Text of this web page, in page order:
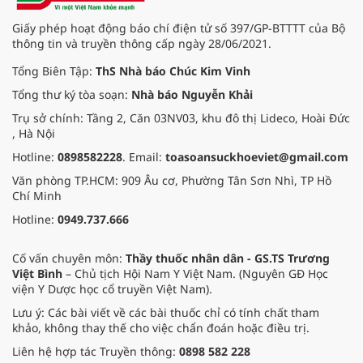
Giấy phép hoạt động báo chí điện tử số 397/GP-BTTTT của Bộ
thông tin và truyền thông cấp ngày 28/06/2021.
Tổng Biên Tập: ThS Nhà báo Chúc Kim Vinh
Tổng thư ký tòa soạn: Nhà báo Nguyễn Khải
Trụ sở chính: Tầng 2, Căn 03NV03, khu đô thị Lideco, Hoài Đức
, Hà Nội
Hotline: 0898582228. Email: toasoansuckhoeviet@gmail.com
Văn phòng TP.HCM: 909 Âu cơ, Phường Tân Sơn Nhì, TP Hồ
Chí Minh
Hotline: 0949.737.666
Cố vấn chuyên môn: Thầy thuốc nhân dân - GS.TS Trương
Việt Bình – Chủ tịch Hội Nam Y Việt Nam. (Nguyên GĐ Học
viện Y Dược học cổ truyền Việt Nam).
Lưu ý: Các bài viết về các bài thuốc chỉ có tính chất tham
khảo, không thay thế cho việc chẩn đoán hoặc điều trị.
Liên hệ hợp tác Truyền thông: 0898 582 228